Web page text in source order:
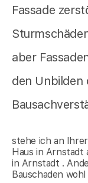
Fassade
aber
den Unbilden
stehe ich an
Haus in Arnstadt
in Arnstadt .
Bauschaden